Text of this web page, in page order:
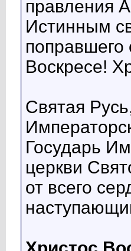
правления
Истинным
поправшего
Воскресе!
Святая
Государь
церкви
от всего